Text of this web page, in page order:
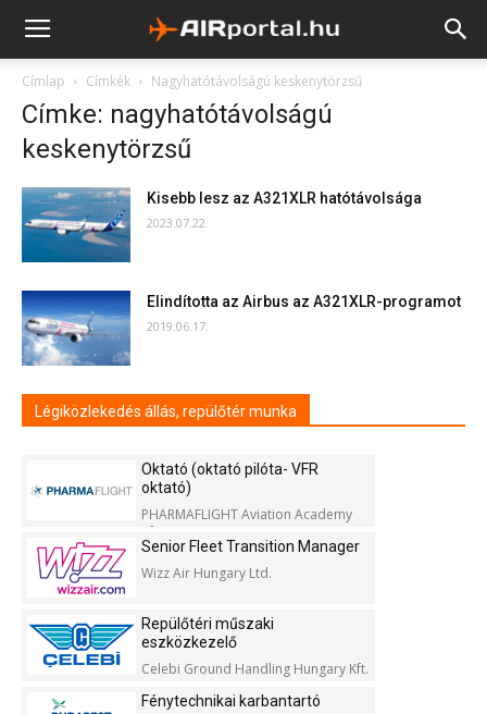
Címlap Címkék Nagyhatótávolságú keskenytörzsű
Címke: nagyhatótávolságú
keskenytörzsű
Kisebb lesz az A321XLR hatótávolsága
2023.07.22.
Elindította az Airbus az A321XLR-programot
2019.06.17.
Légiközlekedés állás, repülőtér munka
Oktató (oktató pilóta- VFR
oktató)
PHARMAFLIGHT Aviation Academy
Kft.
Senior Fleet Transition Manager
Wizz Air Hungary Ltd.
Repülőtéri műszaki
eszközkezelő
Celebi Ground Handling Hungary Kft.
Fénytechnikai karbantartó